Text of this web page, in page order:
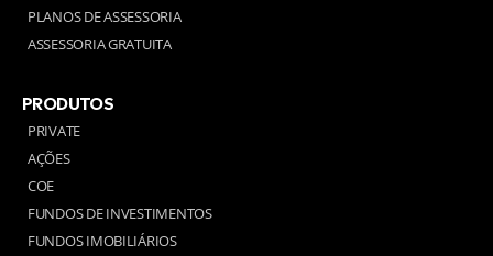
PLANOS DE ASSESSORIA
ASSESSORIA GRATUITA
PRODUTOS
PRIVATE
AÇÕES
COE
FUNDOS DE INVESTIMENTOS
FUNDOS IMOBILIÁRIOS